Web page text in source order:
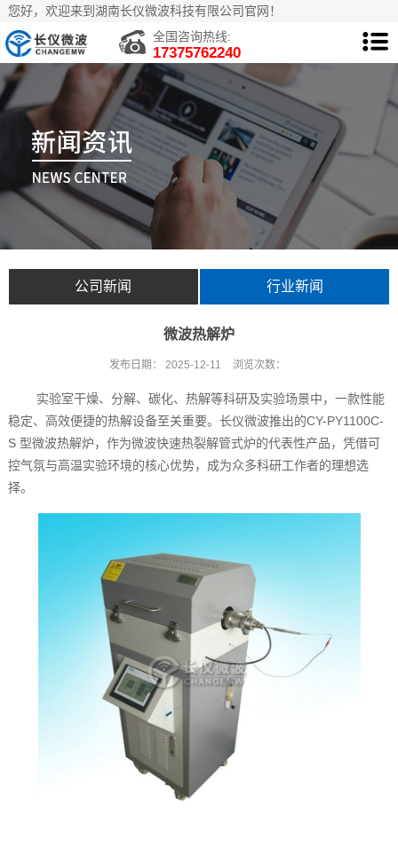
您好，欢迎来到湖南长仪微波科技有限公司官网！
全国咨询热线:
17375762240
公司新闻 行业新闻
微波热解炉
发布日期： 2025-12-11 浏览次数：
实验室干燥、分解、碳化、热解等科研及实验场景中，一款性能
稳定、高效便捷的热解设备至关重要。长仪微波推出的CY-PY1100C-
S 型微波热解炉，作为微波快速热裂解管式炉的代表性产品，凭借可
控气氛与高温实验环境的核心优势，成为众多科研工作者的理想选
择。